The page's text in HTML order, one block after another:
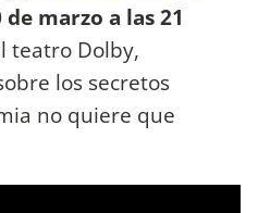
de marzo a las 21
teatro Dolby,
los secretos
no quiere que